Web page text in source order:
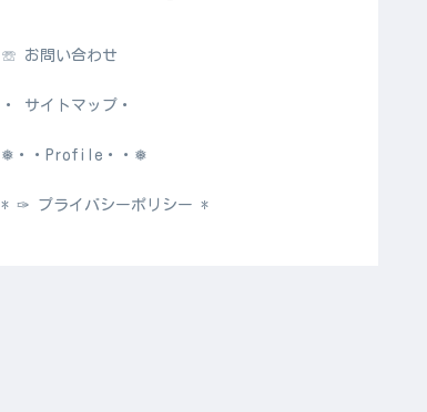
☏ お問い合わせ
・ サイトマップ・
❅・・Profile・・❅
* ✑ プライバシーポリシー *